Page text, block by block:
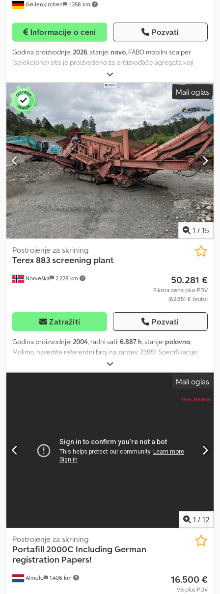
Geilenkirchen 1.358 km
Informacije o ceni Pozvati
Godina proizvodnje:2026, stanje: novo, FABO mobilni scalper
(selekcione) sito je proizvedeno za proizvođače agregata koji
zahtevaju veću produktivnost i svestranost. Mašina se može
koristiti za više namena; može služiti kao teška nagnuta dvonivou
sita, pogodna za skladištenje, grubo razdvajanje pre i posle
drobljenja, ili može funkcionisati kao samostalni sistem. Zbog toga
FABO guseničari mobilni scalperi mogu odvajati i najtvrđe
materijale. FABO mobilni scalperi omogućavaju korisnicima
maksimalnu produktivnost, a istovremeno smanjuju troškove
proizvodnje. - Tehničke karakteristike guseničnog scalper sita: -
Kapacitet bunkera: 7 m³ - Proizvodni kapacitet: 220 – 400 tona na
sat - Dimenzije vibracionog sita: 1530x4800 mm - Ukupna snaga:
110 kVA Cedjzltmfjpfx Abzorf - Sita: perforisana ploča, grizzly, Bofors
- Težina: 31.000 kg - Ugao sita: 18–27°.
Mali oglas
1 / 15
Norveška 2.228 km
Postrojenje za skrining
Terex883 screening plant
50.281 €
Fiksna cena plus PDV
(62.851 € bruto)
Zatražiti Pozvati
Godina proizvodnje:2004, radni sati:6.887 h, stanje: polovno,
Molimo, navedite referentni broj na zahtev: 23951 Specifikacije:
Godina proizvodnje: 2008. Oko 6887 radnih sati Oko 1887 radnih
sati motora Motor je zamenjen nakon otprilike 5000 radnih sati. 2
poklopca Dobro šasija Radi kako treba Čelični omotač je
Spreman za isporuku Radni sati: 6887 Sopstvena težina: 1 Godina
Mali oglas
1 / 12
Almelo 1.406 km
Postrojenje za skrining
Portafill2000C Including German
registration Papers!
16.500 €
VB plus PDV